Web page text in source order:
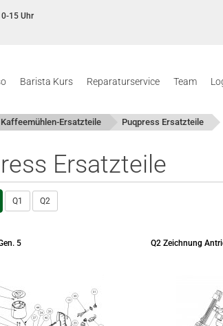
15 Uhr
Barista Kurs Reparaturservice Team
Kaffeemühlen-Ersatzteile Puqpress Ersatzteile
Ersatzteile
Q1 Q2
5 Q2 Zeichnung